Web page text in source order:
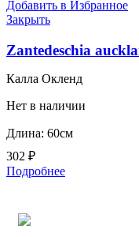
Добавить в Избранное
Закрыть
Zantedeschia
Калла Окленд
Нет в наличии
Длина: 60см
302 ₽
Подробнее